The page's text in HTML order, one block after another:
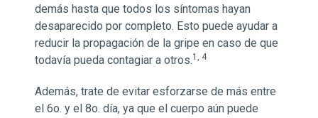
demás hasta que todos los síntomas hayan
desaparecido por completo. Esto puede ayudar a
reducir la propagación de la gripe en caso de que
todavía pueda contagiar a otros.1, 4
Además, trate de evitar esforzarse de más entre
el 6o. y el 8o. día, ya que el cuerpo aún puede